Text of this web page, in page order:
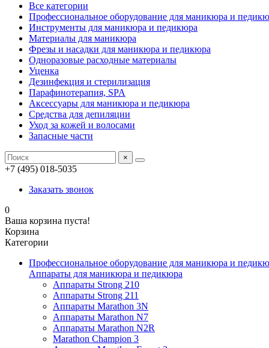
Все категории
Профессиональное оборудование для маникюра и
Инструменты для маникюра и педикюра
Материалы для маникюра
Фрезы и насадки для маникюра и педикюра
Одноразовые расходные материалы
Уценка
Дезинфекция и стерилизация
Парафинотерапия, SPA
Аксессуары для маникюра и педикюра
Средства для депиляции
Уход за кожей и волосами
Запасные части
×
+7 (495) 018-5035
Заказать звонок
0
Ваша корзина пуста!
Корзина
Категории
Профессиональное оборудование для маникюра и
Аппараты для маникюра и педикюра
Аппараты Strong 210
Аппараты Strong 211
Аппараты Marathon 3N
Аппараты Marathon N7
Аппараты Marathon N2R
Marathon Champion 3